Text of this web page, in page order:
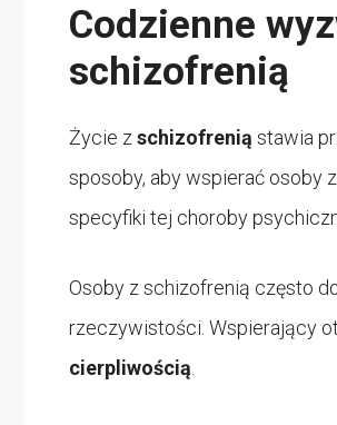
Codzienne
schizofrenią
Życie z schizofrenią stawia
sposoby, aby wspierać osoby
specyfiki tej choroby
Osoby z schizofrenią często
rzeczywistości. Wspierający
cierpliwością